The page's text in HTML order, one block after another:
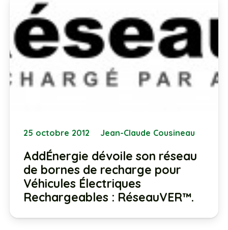
25 octobre 2012 Jean-Claude Cousineau
AddÉnergie dévoile son réseau
de bornes de recharge pour
Véhicules Électriques
Rechargeables : RéseauVER™.